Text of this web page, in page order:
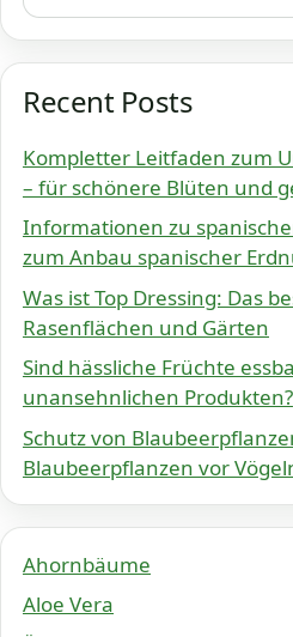
Recent Posts
Kompletter Leitfaden zum
– für schönere Blüten und
Informationen zu
zum Anbau spanischer
Was ist Top Dressing: Das
Rasenflächen und Gärten
Sind hässliche Früchte
unansehnlichen Produkten?
Schutz von
Blaubeerpflanzen vor
Ahornbäume
Aloe Vera